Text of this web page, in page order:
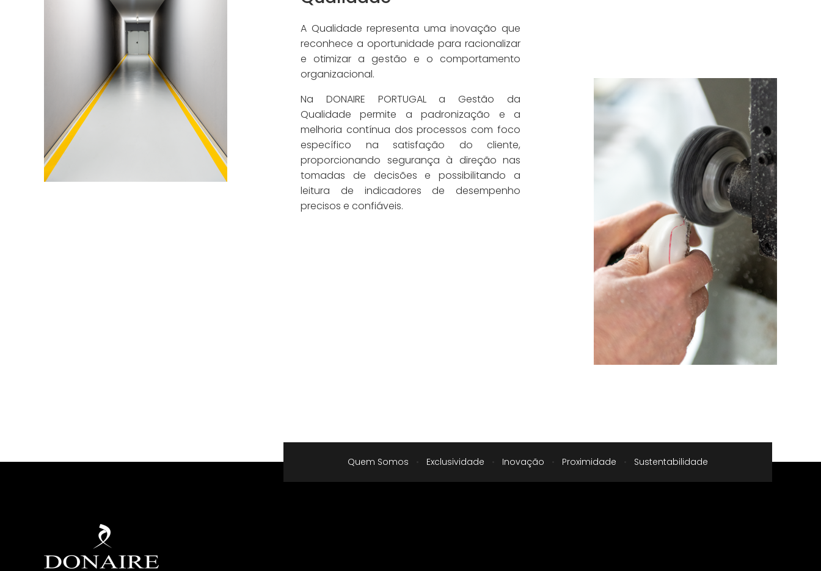
A Qualidade representa uma inovação que
reconhece a oportunidade para racionalizar
e otimizar a gestão e o comportamento
organizacional.
Na DONAIRE PORTUGAL a Gestão da
Qualidade permite a padronização e a
melhoria contínua dos processos com foco
específico na satisfação do cliente,
proporcionando segurança à direção nas
tomadas de decisões e possibilitando a
leitura de indicadores de desempenho
precisos e confiáveis.
Quem Somos • Exclusividade • Inovação • Proximidade • Sustentabilidade